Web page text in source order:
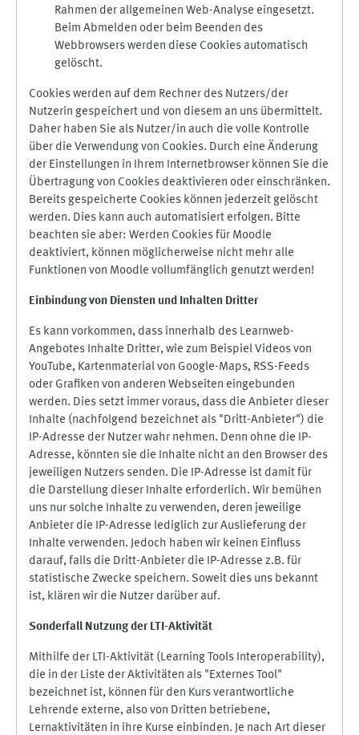
Rahmen der allgemeinen Web-Analyse eingesetzt.
Beim Abmelden oder beim Beenden des
Webbrowsers werden diese Cookies automatisch
gelöscht.
Cookies werden auf dem Rechner des Nutzers/der
Nutzerin gespeichert und von diesem an uns übermittelt.
Daher haben Sie als Nutzer/in auch die volle Kontrolle
über die Verwendung von Cookies. Durch eine Änderung
der Einstellungen in Ihrem Internetbrowser können Sie die
Übertragung von Cookies deaktivieren oder einschränken.
Bereits gespeicherte Cookies können jederzeit gelöscht
werden. Dies kann auch automatisiert erfolgen. Bitte
beachten sie aber: Werden Cookies für Moodle
deaktiviert, können möglicherweise nicht mehr alle
Funktionen von Moodle vollumfänglich genutzt werden!
Einbindung von Diensten und Inhalten Dritter
Es kann vorkommen, dass innerhalb des Learnweb-
Angebotes Inhalte Dritter, wie zum Beispiel Videos von
YouTube, Kartenmaterial von Google-Maps, RSS-Feeds
oder Grafiken von anderen Webseiten eingebunden
werden. Dies setzt immer voraus, dass die Anbieter dieser
Inhalte (nachfolgend bezeichnet als "Dritt-Anbieter") die
IP-Adresse der Nutzer wahr nehmen. Denn ohne die IP-
Adresse, könnten sie die Inhalte nicht an den Browser des
jeweiligen Nutzers senden. Die IP-Adresse ist damit für
die Darstellung dieser Inhalte erforderlich. Wir bemühen
uns nur solche Inhalte zu verwenden, deren jeweilige
Anbieter die IP-Adresse lediglich zur Auslieferung der
Inhalte verwenden. Jedoch haben wir keinen Einfluss
darauf, falls die Dritt-Anbieter die IP-Adresse z.B. für
statistische Zwecke speichern. Soweit dies uns bekannt
ist, klären wir die Nutzer darüber auf.
Sonderfall Nutzung der LTI-Aktivität
Mithilfe der LTI-Aktivität (Learning Tools Interoperability),
die in der Liste der Aktivitäten als "Externes Tool"
bezeichnet ist, können für den Kurs verantwortliche
Lehrende externe, also von Dritten betriebene,
Lernaktivitäten in ihre Kurse einbinden. Je nach Art dieser